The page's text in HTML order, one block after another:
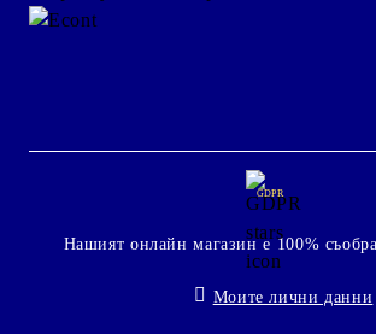
GDPR
Нашият онлайн магазин е 100%
Моите лични данни